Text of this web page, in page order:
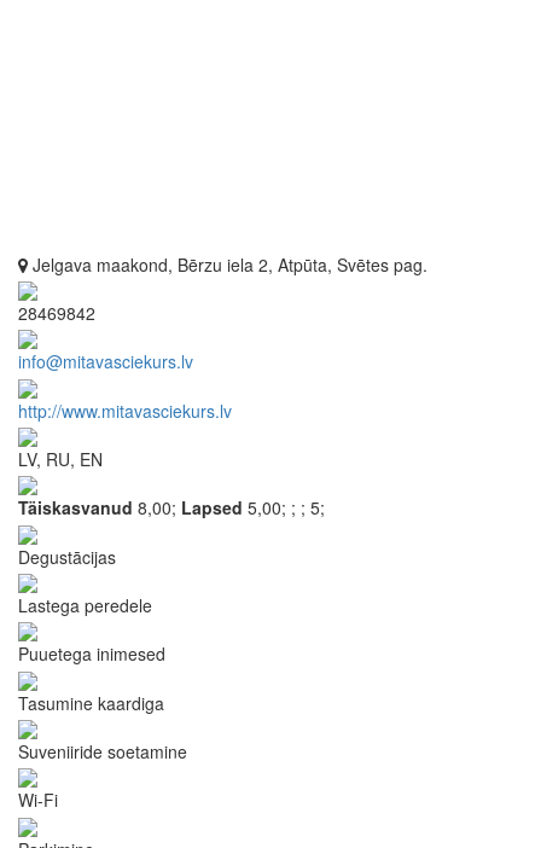
Jelgava maakond, Bērzu iela 2, Atpūta, Svētes pag.
28469842
info@mitavasciekurs.lv
http://www.mitavasciekurs.lv
LV, RU, EN
Täiskasvanud 8,00; Lapsed 5,00; ; ; 5;
Degustācijas
Lastega peredele
Puuetega inimesed
Tasumine kaardiga
Suveniiride soetamine
Wi-Fi